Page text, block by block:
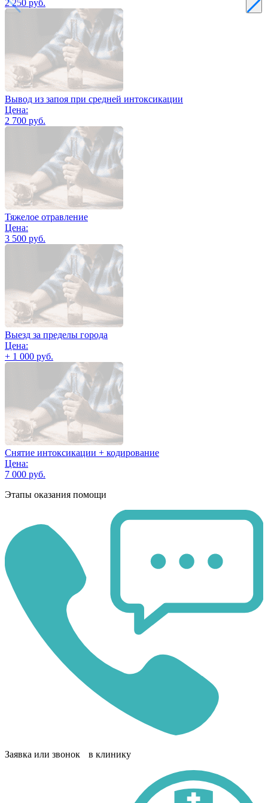
2 250 руб.
Вывод из запоя при средней интоксикации
Цена:
2 700 руб.
Тяжелое отравление
Цена:
3 500 руб.
Выезд за пределы города
Цена:
+ 1 000 руб.
Снятие интоксикации + кодирование
Цена:
7 000 руб.
Этапы оказания помощи
Заявка или звонок в клинику